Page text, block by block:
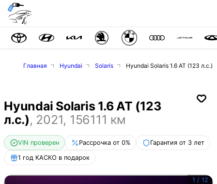
Главная Hyundai Solaris Hyundai Solaris 1.6 AT (123 л.с.)
Hyundai Solaris 1.6 AT (123
л.с.), 2021, 156111 км
VIN проверен Рассрочка от 0% Гарантия от 3 лет
1 год КАСКО в подарок
1 / 12